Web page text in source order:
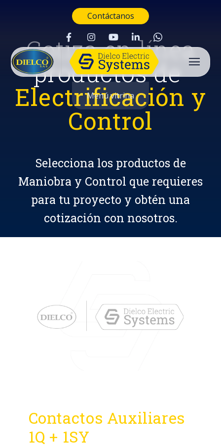
Contáctanos
Menú vitrina
Cotiza en línea
productos de
Electrificación y
Control
Selecciona los productos de
Maniobra y Control que requieres
para tu proyecto y obtén una
cotización con nosotros.
Contactos Auxiliares
1Q + 1SY